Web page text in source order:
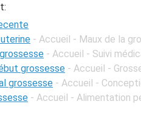
- Accueil - Maux de la
- Accueil - Suivi
grossesse - Accueil -
grossesse - Accueil -
- Accueil - Alimentation